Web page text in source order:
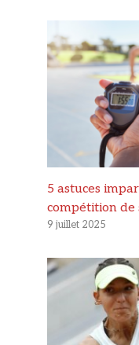
5 astuces
compétition de
9 juillet 2025